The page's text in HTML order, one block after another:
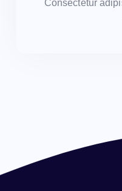
Consectetur